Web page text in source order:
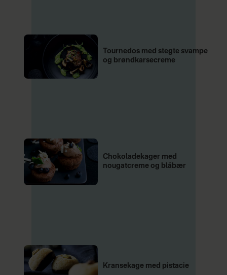
Tournedos med stegte svampe
og brøndkarsecreme
Chokoladekager med
nougatcreme og blåbær
Kransekage med pistacie